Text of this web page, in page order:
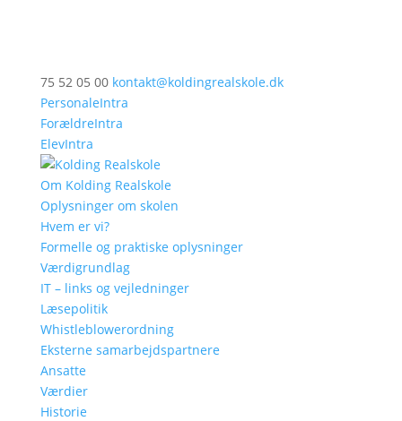
75 52 05 00 kontakt@koldingrealskole.dk
PersonaleIntra
ForældreIntra
ElevIntra
Om Kolding Realskole
Oplysninger om skolen
Hvem er vi?
Formelle og praktiske oplysninger
Værdigrundlag
IT – links og vejledninger
Læsepolitik
Whistleblowerordning
Eksterne samarbejdspartnere
Ansatte
Værdier
Historie